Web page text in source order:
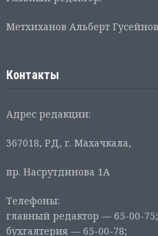
Метхиханов Альберт
Контакты
Адрес редакции:
367018, РД, г. Махачкала,
пр. Насрутдинова 1А
Телефоны:
главный редактор — 65-00-75;
бухгалтерия — 65-00-78;